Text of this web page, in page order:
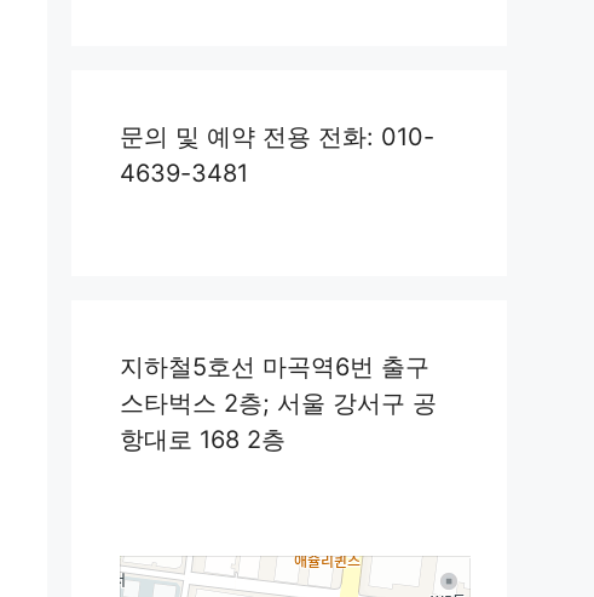
문의 및 예약 전용 전화: 010-
4639-3481
지하철5호선 마곡역6번 출구
스타벅스 2층; 서울 강서구 공
항대로 168 2층